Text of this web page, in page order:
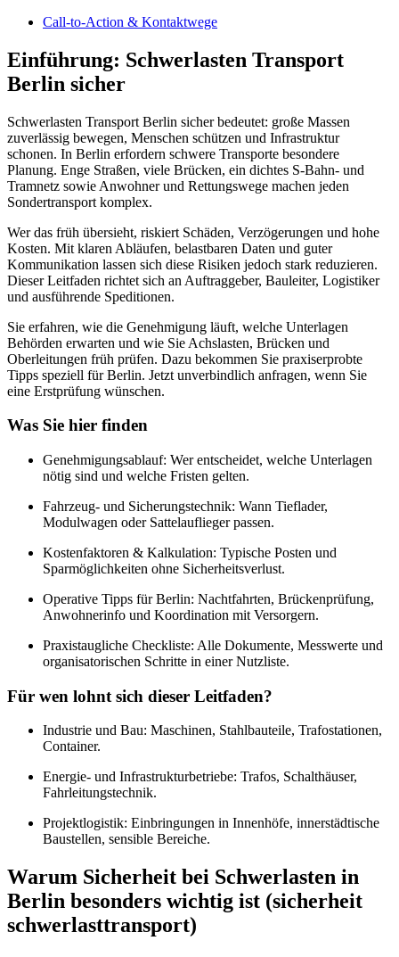
Call-to-Action & Kontaktwege
Einführung: Schwerlasten Transport
Berlin sicher
Schwerlasten Transport Berlin sicher bedeutet: große Massen
zuverlässig bewegen, Menschen schützen und Infrastruktur
schonen. In Berlin erfordern schwere Transporte besondere
Planung. Enge Straßen, viele Brücken, ein dichtes S‑Bahn- und
Tramnetz sowie Anwohner und Rettungswege machen jeden
Sondertransport komplex.
Wer das früh übersieht, riskiert Schäden, Verzögerungen und hohe
Kosten. Mit klaren Abläufen, belastbaren Daten und guter
Kommunikation lassen sich diese Risiken jedoch stark reduzieren.
Dieser Leitfaden richtet sich an Auftraggeber, Bauleiter, Logistiker
und ausführende Speditionen.
Sie erfahren, wie die Genehmigung läuft, welche Unterlagen
Behörden erwarten und wie Sie Achslasten, Brücken und
Oberleitungen früh prüfen. Dazu bekommen Sie praxiserprobte
Tipps speziell für Berlin. Jetzt unverbindlich anfragen, wenn Sie
eine Erstprüfung wünschen.
Was Sie hier finden
Genehmigungsablauf: Wer entscheidet, welche Unterlagen
nötig sind und welche Fristen gelten.
Fahrzeug- und Sicherungstechnik: Wann Tieflader,
Modulwagen oder Sattelauflieger passen.
Kostenfaktoren & Kalkulation: Typische Posten und
Sparmöglichkeiten ohne Sicherheitsverlust.
Operative Tipps für Berlin: Nachtfahrten, Brückenprüfung,
Anwohnerinfo und Koordination mit Versorgern.
Praxistaugliche Checkliste: Alle Dokumente, Messwerte und
organisatorischen Schritte in einer Nutzliste.
Für wen lohnt sich dieser Leitfaden?
Industrie und Bau: Maschinen, Stahlbauteile, Trafostationen,
Container.
Energie- und Infrastrukturbetriebe: Trafos, Schalthäuser,
Fahrleitungstechnik.
Projektlogistik: Einbringungen in Innenhöfe, innerstädtische
Baustellen, sensible Bereiche.
Warum Sicherheit bei Schwerlasten in
Berlin besonders wichtig ist (sicherheit
schwerlasttransport)